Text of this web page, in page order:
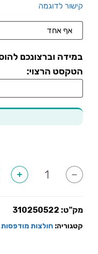
קישור לדוגמה
במידה וברצונכם
הטקסט הרצוי:
-
של
אני
+
מק"ט: 310250522
קטגוריה: חולצות